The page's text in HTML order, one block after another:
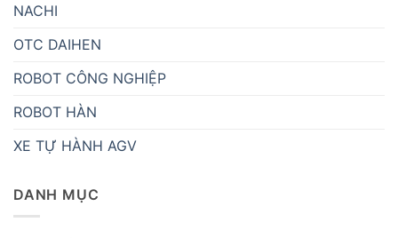
NACHI
OTC DAIHEN
ROBOT CÔNG NGHIỆP
ROBOT HÀN
XE TỰ HÀNH AGV
DANH MỤC